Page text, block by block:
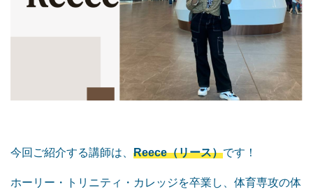
今回ご紹介する講師は、 Reece（リース）です！
ホーリー・トリニティ・カレッジを卒業し、体育専攻の体